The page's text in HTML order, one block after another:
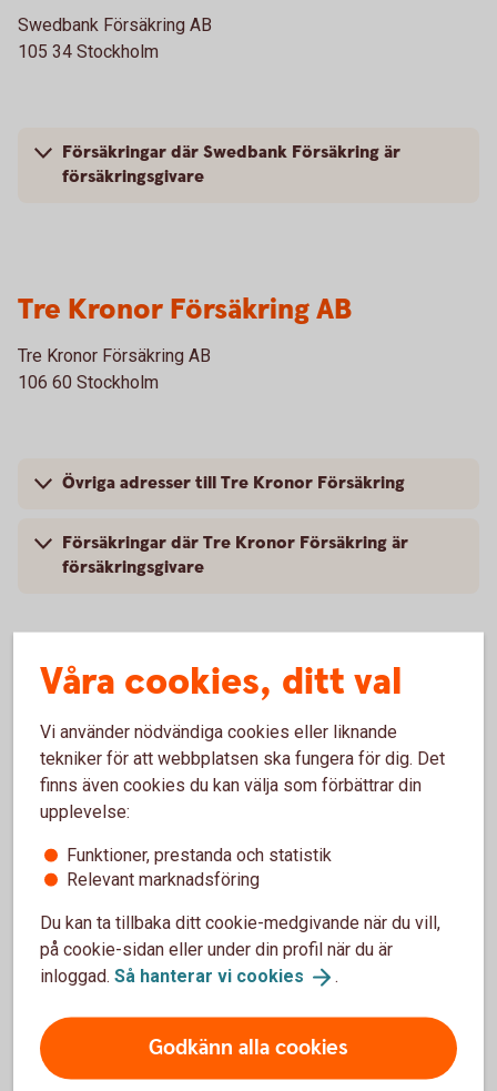
Swedbank Försäkring AB
105 34 Stockholm
Försäkringar där Swedbank Försäkring är
försäkringsgivare
Tre Kronor Försäkring AB
Tre Kronor Försäkring AB
106 60 Stockholm
Övriga adresser till Tre Kronor Försäkring
Försäkringar där Tre Kronor Försäkring är
försäkringsgivare
Folksam Ömsesidig Sakförsäkring
AB
Folksam Ömsesidig Sakförsäkring AB
106 60 Stockholm
Försäkringar där Folksam ömsesidig
sakförsäkring är försäkringsgivare
För att se detta innehåll behöver du först
godkänna cookies för Funktioner, prestanda
Våra cookies, ditt val
Vi använder nödvändiga cookies eller liknande
tekniker för att webbplatsen ska fungera för dig. Det
finns även cookies du kan välja som förbättrar din
upplevelse:
Funktioner, prestanda och statistik
Relevant marknadsföring
Du kan ta tillbaka ditt cookie-medgivande när du vill,
på cookie-sidan eller under din profil när du är
inloggad. Så hanterar vi cookies .
Godkänn alla cookies